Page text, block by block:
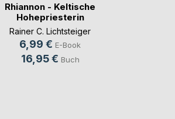
Rhiannon - Keltische
Hohepriesterin
Rainer C. Lichtsteiger
6,99 € E-Book
16,95 € Buch